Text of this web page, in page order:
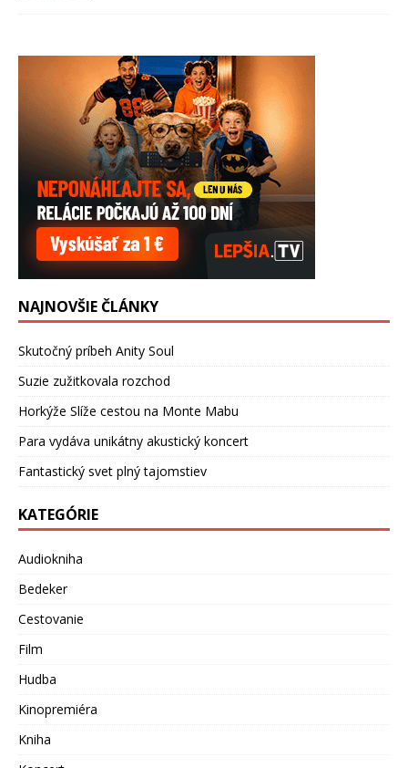
NAJNOVŠIE ČLÁNKY
Skutočný príbeh Anity Soul
Suzie zužitkovala rozchod
Horkýže Slíže cestou na Monte Mabu
Para vydáva unikátny akustický koncert
Fantastický svet plný tajomstiev
KATEGÓRIE
Audiokniha
Bedeker
Cestovanie
Film
Hudba
Kinopremiéra
Kniha